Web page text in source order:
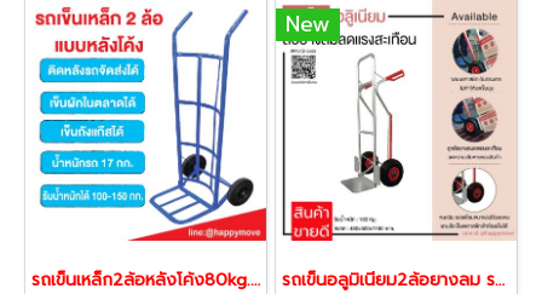
รถเข็นเหล็ก2ล้อหลังโค้ง80kg.รถเข็นผักในตลาด รถเข็นน้ำ รถเข็นติดรถจัดส่ง รถเข็นของ Happy Move 52123
New
รถเข็นอลูมิเนียม2ล้อยางลม รถเข็นของ รถเข็นติดรถยนต์ รถเข็นจัดส่งของ รถเข็นรับน้ำหนัก250กก.Happy Move 43350